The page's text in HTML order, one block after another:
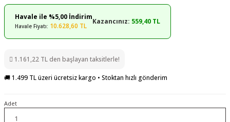
Havale ile %5,00 İndirim
Havale Fiyatı: 10.628,60 TL
Kazancınız: 559,40 TL
1.161,22 TL den başlayan taksitlerle!
🚚 1.499 TL üzeri ücretsiz kargo • Stoktan hızlı gönderim
Adet